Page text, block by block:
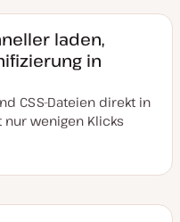
laden,
in
CSS-Dateien direkt in
wenigen Klicks